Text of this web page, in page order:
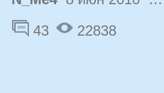
43
22838